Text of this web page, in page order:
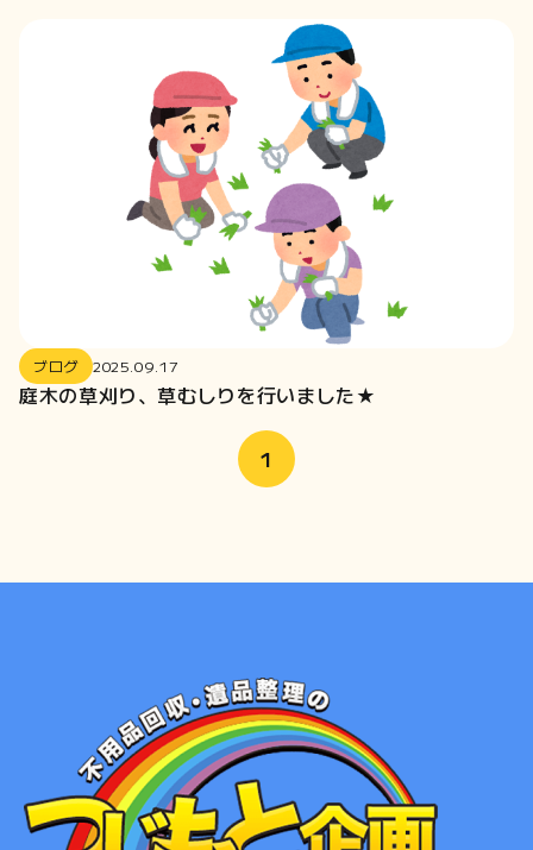
2022-09
2022-08
2021-03
2020-06
2020-04
2020-01
2019-11
ブログ 2025.09.17
庭木の草刈り、草むしりを行いました★
1